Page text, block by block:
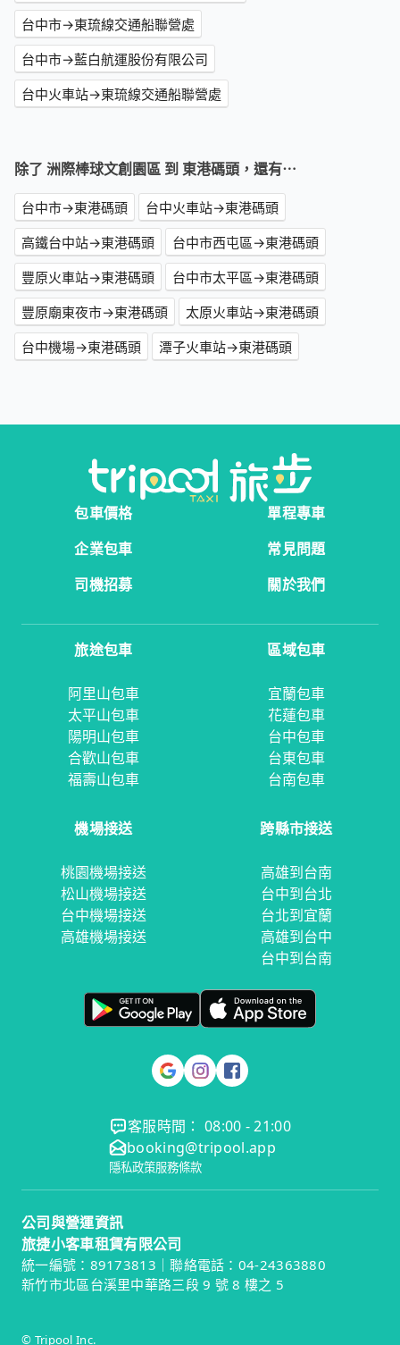
台中市→東琉線交通船聯營處
台中市→藍白航運股份有限公司
台中火車站→東琉線交通船聯營處
除了 洲際棒球文創園區 到 東港碼頭，還有⋯
台中市→東港碼頭
台中火車站→東港碼頭
高鐵台中站→東港碼頭
台中市西屯區→東港碼頭
豐原火車站→東港碼頭
台中市太平區→東港碼頭
豐原廟東夜市→東港碼頭
太原火車站→東港碼頭
台中機場→東港碼頭
潭子火車站→東港碼頭
包車價格
單程專車
企業包車
常見問題
司機招募
關於我們
旅途包車
阿里山包車
太平山包車
陽明山包車
合歡山包車
福壽山包車
區域包車
宜蘭包車
花蓮包車
台中包車
台東包車
台南包車
機場接送
桃園機場接送
松山機場接送
台中機場接送
高雄機場接送
跨縣市接送
高雄到台南
台中到台北
台北到宜蘭
高雄到台中
台中到台南
客服時間： 08:00 - 21:00
booking@tripool.app
隱私政策服務條款
公司與營運資訊
旅捷小客車租賃有限公司
統一編號：89173813｜聯絡電話：04-24363880
新竹市北區台溪里中華路三段 9 號 8 樓之 5
© Tripool Inc.